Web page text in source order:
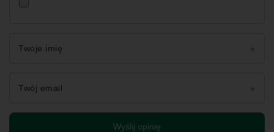
Twoje imię
Twój email
Wyślij opinię